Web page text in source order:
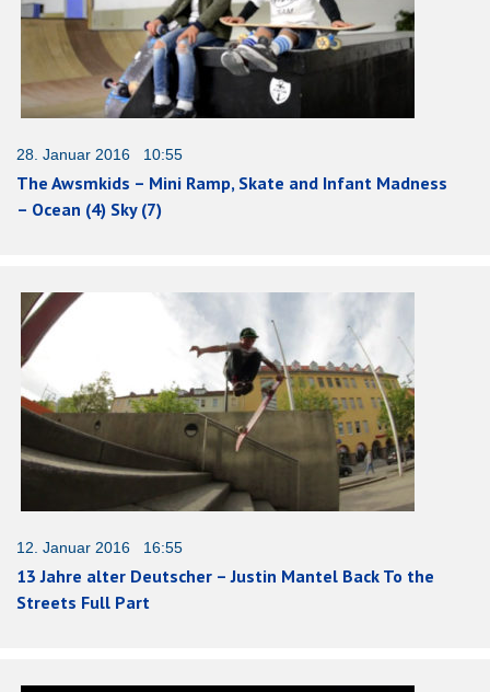
28. Januar 2016 10:55
The Awsmkids – Mini Ramp, Skate and Infant Madness
– Ocean (4) Sky (7)
12. Januar 2016 16:55
13 Jahre alter Deutscher – Justin Mantel Back To the
Streets Full Part